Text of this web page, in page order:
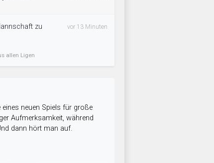
zu
vor 13 Minuten
allen Ligen
neuen Spiels für große
Aufmerksamkeit, während
dann hört man auf.